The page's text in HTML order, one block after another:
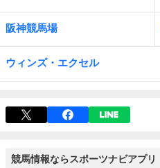
阪神競馬場
ウィンズ・エクセル
競馬情報ならスポーツナビアプリ